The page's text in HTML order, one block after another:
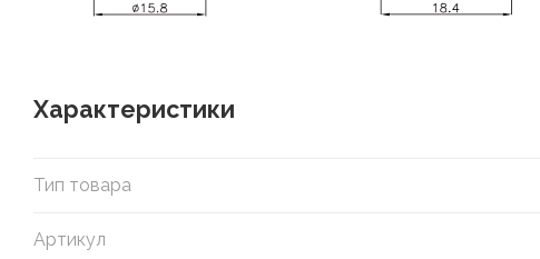
Характеристики
Тип товара
Артикул